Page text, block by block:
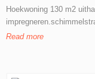
Hoekwoning 130 m2
Read more